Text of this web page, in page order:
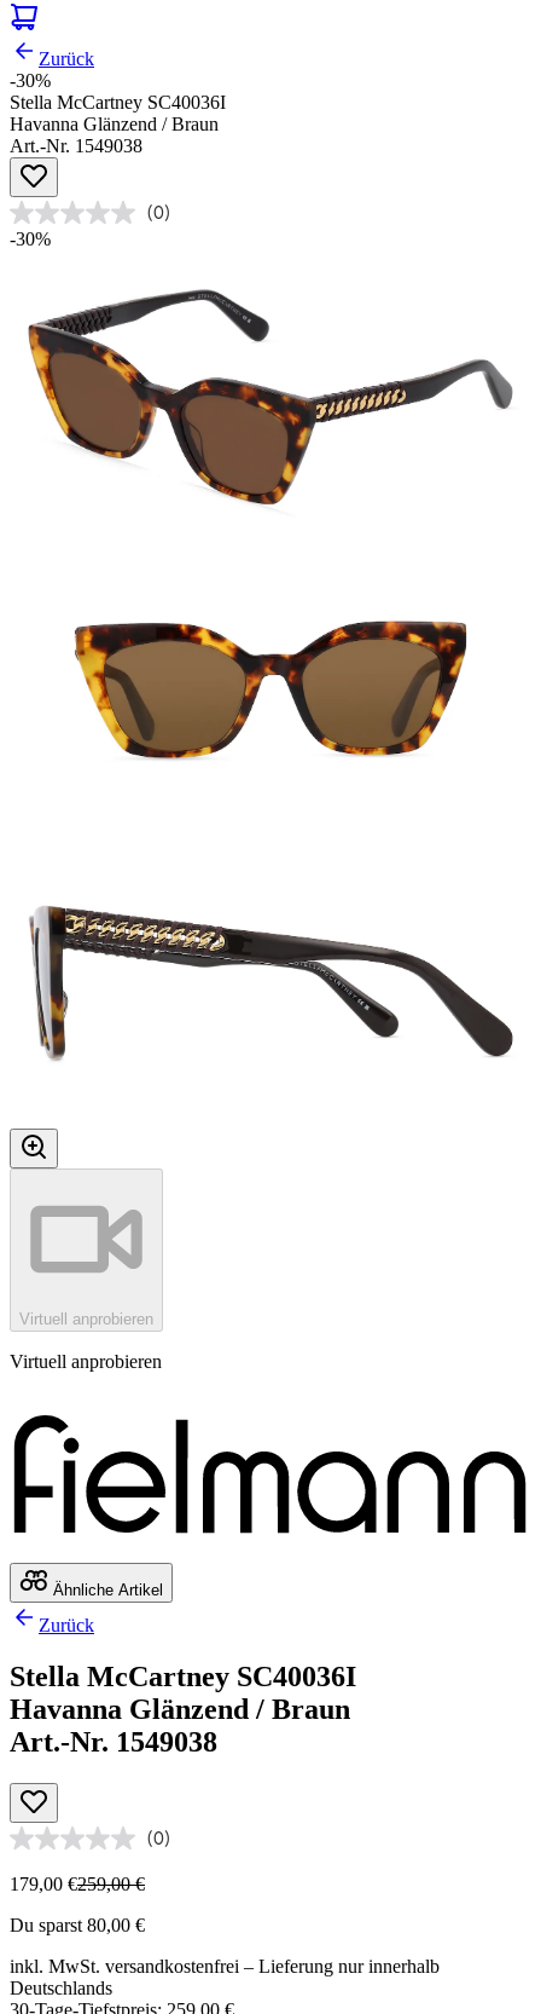
Zurück
-30%
Stella McCartney SC40036I
Havanna Glänzend / Braun
Art.-Nr. 1549038
(0)
-30%
Virtuell anprobieren
Virtuell anprobieren
Ähnliche Artikel
Zurück
Stella McCartney SC40036I
Havanna Glänzend / Braun
Art.-Nr. 1549038
(0)
179,00 €259,00 €
Du sparst 80,00 €
inkl. MwSt. versandkostenfrei – Lieferung nur innerhalb
Deutschlands
30-Tage-Tiefstpreis: 259,00 €